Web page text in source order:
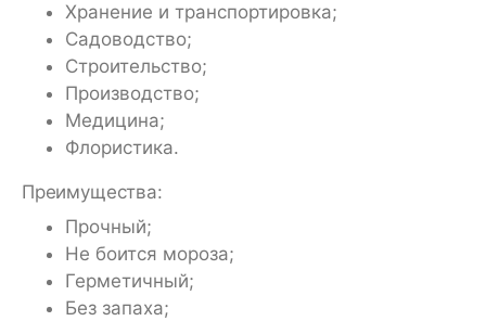
Хранение и транспортировка;
Садоводство;
Строительство;
Производство;
Медицина;
Флористика.
Преимущества:
Прочный;
Не боится мороза;
Герметичный;
Без запаха;